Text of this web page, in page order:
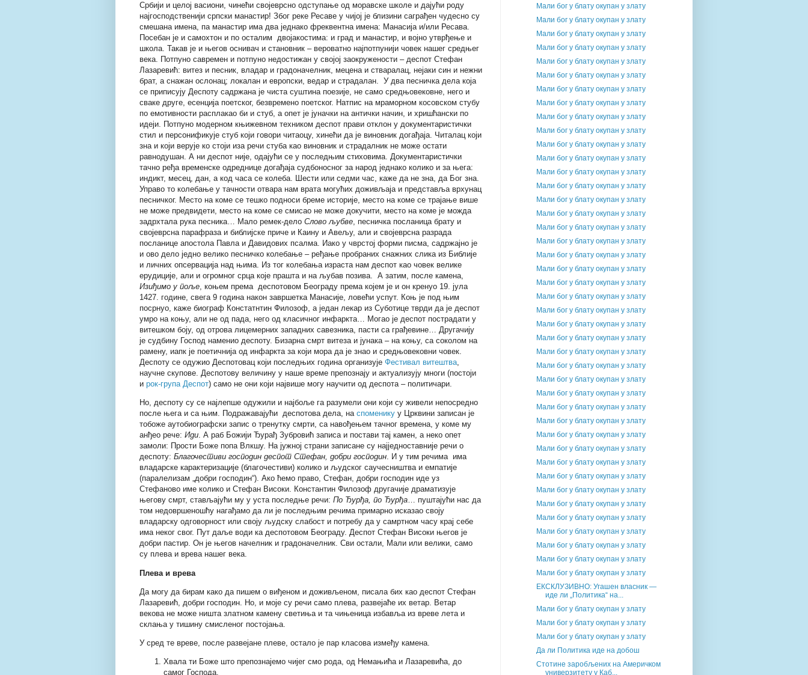
Србији и целој васиони, чинећи својеврсно одступање од моравске школе и дајући роду
најгосподственији српски манастир! Због реке Ресаве у чијој је близини саграђен чудесно су
смешана имена, па манастир има два једнако фреквентна имена: Манасија и/или Ресава.
Посебан је и самохтон и по осталим двојакостима: и град и манастир, и војно утврђење и
школа. Такав је и његов оснивач и становник – вероватно најпотпунији човек нашег средњег
века. Потпуно савремен и потпуно недостижан у својој заокружености – деспот Стефан
Лазаревић: витез и песник, владар и градоначелник, мецена и стваралац, нејаки син и нежни
брат, а снажан ослонац; локалан и европски, ведар и страдалан. У два песничка дела која
се приписују Деспоту садржана је чиста суштина поезије, не само средњовековне, него и
сваке друге, есенција поетског, безвремено поетског. Натпис на мраморном косовском стубу
по емотивности расплакао би и стуб, а опет је јуначки на антички начин, и хришћански по
идеји. Потпуно модерном књижевном техником деспот прави отклон у документаристички
стил и персонификује стуб који говори читаоцу, хинећи да је виновник догађаја. Читалац који
зна и који верује ко стоји иза речи стуба као виновник и страдалник не може остати
равнодушан. А ни деспот није, одајући се у последњим стиховима. Документаристички
тачно ређа временске одреднице догађаја судбоносног за народ једнако колико и за њега:
индикт, месец, дан, а код часа се колеба. Шести или седми час, каже да не зна, да Бог зна.
Управо то колебање у тачности отвара нам врата могућих доживљаја и представља врхунац
песничког. Место на коме се тешко подноси бреме историје, место на коме се трајање више
не може предвидети, место на коме се смисао не може докучити, место на коме је можда
задрхтала рука песника… Мало ремек-дело Слово љубве, песничка посланица брату и
својеврсна парафраза и библијске приче и Каину и Авељу, али и својеврсна разрада
посланице апостола Павла и Давидових псалма. Иако у чврстој форми писма, садржајно је
и ово дело једно велико песничко колебање – ређање пробраних снажних слика из Библије
и личних опсервација над њима. Из тог колебања израста нам деспот као човек велике
ерудиције, али и огромног срца које прашта и на љубав позива. А затим, после камена,
Изиђимо у поље, коњем према деспотовом Београду према којем је и он кренуо 19. јула
1427. године, свега 9 година након завршетка Манасије, ловећи успут. Коњ је под њим
посрнуо, каже биограф Констатнтин Филозоф, а један лекар из Суботице тврди да је деспот
умро на коњу, али не од пада, него од класичног инфаркта… Могао је деспот пострадати у
витешком боју, од отрова лицемерних западних савезника, пасти са грађевине… Другачију
је судбину Господ наменио деспоту. Бизарна смрт витеза и јунака – на коњу, са соколом на
рамену, иапк је поетичнија од инфаркта за који мора да је знао и средњовековни човек.
Деспоту се одужио Деспотовац који последњих година организује Фестивал витештва,
научне скупове. Деспотову величину у наше време препознају и актуализују многи (постоји
и рок-група Деспот) само не они који највише могу научити од деспота – политичари.
Но, деспоту су се најлепше одужили и најбоље га разумели они који су живели непосредно
после њега и са њим. Подражавајући деспотова дела, на споменику у Црквини записан је
тобоже аутобиографски запис о тренутку смрти, са навођењем тачног времена, у коме му
анђео рече: Иди. А раб Божији Ђурађ Зубровић записа и постави тај камен, а неко опет
замоли: Прости Боже попа Влкшу. На јужној страни записане су најједноставније речи о
деспоту: Благочестиви господин деспот Стефан, добри господин. И у тим речима има
владарске карактеризације (благочестиви) колико и људског саучесништва и емпатије
(паралелизам „добри господин“). Ако ћемо право, Стефан, добри господин иде уз
Стефаново име колико и Стефан Високи. Константин Филозоф другачије драматизује
његову смрт, стављајући му у уста последње речи: По Ђурђа, по Ђурђа… пуштајући нас да
том недовршеношћу нагађамо да ли је последњим речима примарно исказао своју
владарску одговорност или своју људску слабост и потребу да у самртном часу крај себе
има неког свог. Пут даље води ка деспотовом Београду. Деспот Стефан Високи његов је
добри пастир. Он је његов начелник и градоначелник. Сви остали, Мали или велики, само
су плева и врева нашег века.
Плева и врева
Да могу да бирам како да пишем о виђеном и доживљеном, писала бих као деспот Стефан
Лазаревић, добри господин. Но, и моје су речи само плева, развејаће их ветар. Ветар
векова не може ништа златном камену светиња и та чињеница избавља из вреве лета и
склања у тишину смисленог постојања.
У сред те вреве, после развејане плеве, остало је пар класова између камена.
Хвала ти Боже што препознајемо чијег смо рода, од Немањића и Лазаревића, до
самог Господа.
Мали бог у блату окупан у злату
Мали бог у блату окупан у злату
Мали бог у блату окупан у злату
Мали бог у блату окупан у злату
Мали бог у блату окупан у злату
Мали бог у блату окупан у злату
Мали бог у блату окупан у злату
Мали бог у блату окупан у злату
Мали бог у блату окупан у злату
Мали бог у блату окупан у злату
Мали бог у блату окупан у злату
Мали бог у блату окупан у злату
Мали бог у блату окупан у злату
Мали бог у блату окупан у злату
Мали бог у блату окупан у злату
Мали бог у блату окупан у злату
Мали бог у блату окупан у злату
Мали бог у блату окупан у злату
Мали бог у блату окупан у злату
Мали бог у блату окупан у злату
Мали бог у блату окупан у злату
Мали бог у блату окупан у злату
Мали бог у блату окупан у злату
Мали бог у блату окупан у злату
Мали бог у блату окупан у злату
Мали бог у блату окупан у злату
Мали бог у блату окупан у злату
Мали бог у блату окупан у злату
Мали бог у блату окупан у злату
Мали бог у блату окупан у злату
Мали бог у блату окупан у злату
Мали бог у блату окупан у злату
Мали бог у блату окупан у злату
Мали бог у блату окупан у злату
Мали бог у блату окупан у злату
Мали бог у блату окупан у злату
Мали бог у блату окупан у злату
Мали бог у блату окупан у злату
Мали бог у блату окупан у злату
Мали бог у блату окупан у злату
Мали бог у блату окупан у злату
Мали бог у блату окупан у злату
ЕКСКЛУЗИВНО: Угашен власник —
иде ли „Политика“ на...
Мали бог у блату окупан у злату
Мали бог у блату окупан у злату
Мали бог у блату окупан у злату
Да ли Политика иде на добош
Стотине заробљених на Америчком
универзитету у Каб...